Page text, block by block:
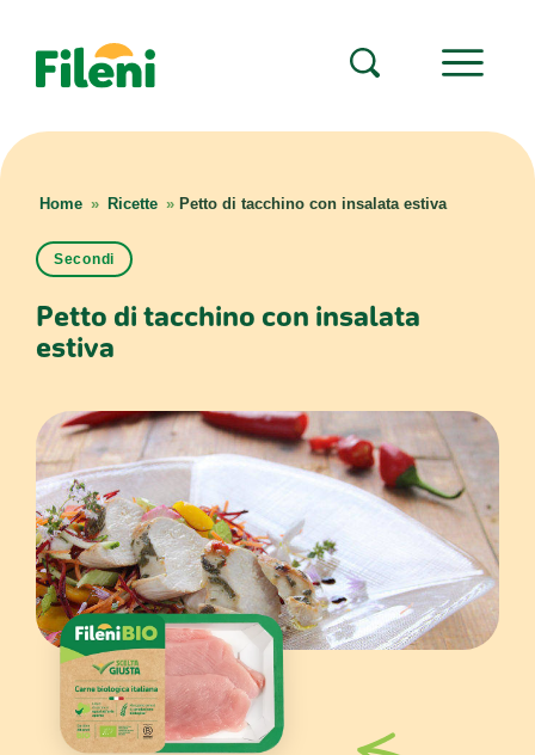
Home » Ricette » Petto di tacchino con insalata estiva
Secondi
Petto di tacchino con insalata
estiva